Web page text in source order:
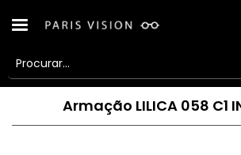
Armação LILICA 058 C1